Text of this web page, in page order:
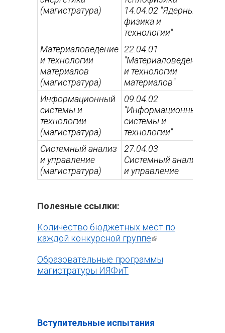
(магистратура)
14.04.02 "Ядерные
физика и
технологии"
Материаловедение
и технологии
материалов
(магистратура)
22.04.01
"Материаловедение
и технологии
материалов"
Информационный
системы и
технологии
(магистратура)
09.04.02
"Информационные
системы и
технологии"
Системный анализ
и управление
(магистратура)
27.04.03
Системный анализ
и управление
Полезные ссылки:
Количество бюджетных мест по
каждой конкурсной группе(внешняя
Образовательные программы
магистратуры ИЯФиТ
Вступительные испытания